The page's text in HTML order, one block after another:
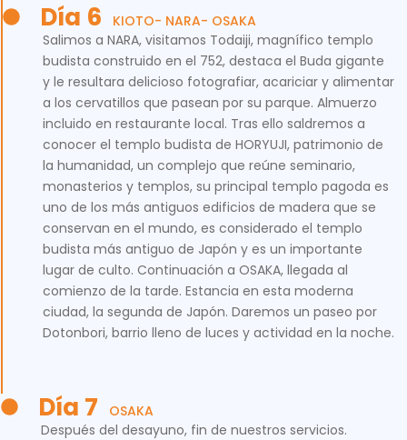
Día 6
KIOTO- NARA- OSAKA
Salimos a NARA, visitamos Todaiji, magnífico templo
budista construido en el 752, destaca el Buda gigante
y le resultara delicioso fotografiar, acariciar y alimentar
a los cervatillos que pasean por su parque. Almuerzo
incluido en restaurante local. Tras ello saldremos a
conocer el templo budista de HORYUJI, patrimonio de
la humanidad, un complejo que reúne seminario,
monasterios y templos, su principal templo pagoda es
uno de los más antiguos edificios de madera que se
conservan en el mundo, es considerado el templo
budista más antiguo de Japón y es un importante
lugar de culto. Continuación a OSAKA, llegada al
comienzo de la tarde. Estancia en esta moderna
ciudad, la segunda de Japón. Daremos un paseo por
Dotonbori, barrio lleno de luces y actividad en la noche.
Día 7
OSAKA
Después del desayuno, fin de nuestros servicios.